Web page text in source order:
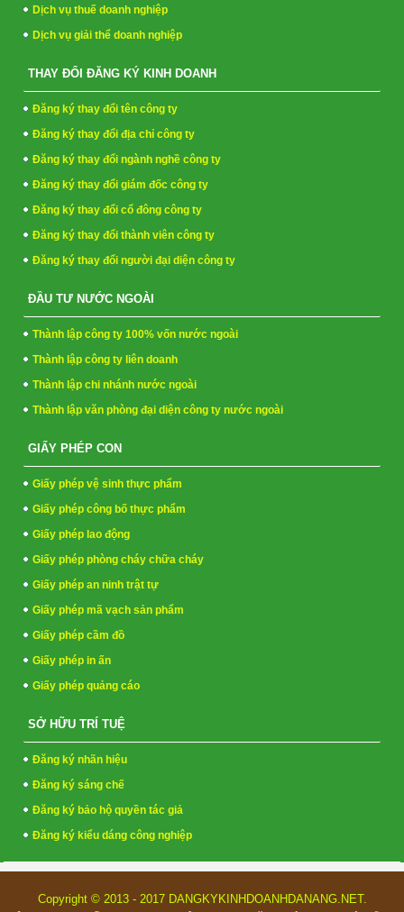
Dịch vụ thuế doanh nghiệp
Dịch vụ giải thể doanh nghiệp
THAY ĐỔI ĐĂNG KÝ KINH DOANH
Đăng ký thay đổi tên công ty
Đăng ký thay đổi địa chỉ công ty
Đăng ký thay đổi ngành nghề công ty
Đăng ký thay đổi giám đốc công ty
Đăng ký thay đổi cổ đông công ty
Đăng ký thay đổi thành viên công ty
Đăng ký thay đổi người đại diện công ty
ĐẦU TƯ NƯỚC NGOÀI
Thành lập công ty 100% vốn nước ngoài
Thành lập công ty liên doanh
Thành lập chi nhánh nước ngoài
Thành lập văn phòng đại diện công ty nước ngoài
GIẤY PHÉP CON
Giấy phép vệ sinh thực phẩm
Giấy phép công bố thực phẩm
Giấy phép lao động
Giấy phép phòng cháy chữa cháy
Giấy phép an ninh trật tự
Giấy phép mã vạch sản phẩm
Giấy phép cầm đồ
Giấy phép in ấn
Giấy phép quảng cáo
SỞ HỮU TRÍ TUỆ
Đăng ký nhãn hiệu
Đăng ký sáng chế
Đăng ký bảo hộ quyền tác giả
Đăng ký kiểu dáng công nghiệp
Copyright © 2013 - 2017 DANGKYKINHDOANHDANANG.NET.